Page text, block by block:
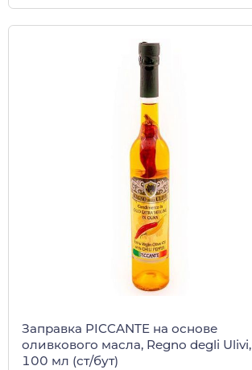
Заправка PICCANTE на основе
оливкового масла, Regno degli Ulivi,
100 мл (ст/бут)